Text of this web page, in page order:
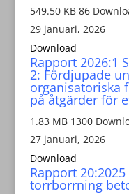
549.50 KB 86
29 januari, 2026
Download
Rapport 2026:1
2: Fördjupade
organisatoriska
på åtgärder för
1.83 MB 1300
27 januari, 2026
Download
Rapport
torrborrning